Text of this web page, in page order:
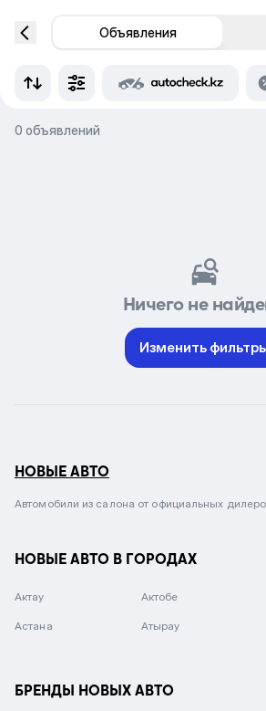
Объявления
0 объявлений
Ничего не
Изменить
НОВЫЕ АВТО
Автомобили из салона от официальных
НОВЫЕ АВТО В ГОРОДАХ
Актау Актобе
Астана Атырау
БРЕНДЫ НОВЫХ АВТО